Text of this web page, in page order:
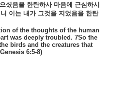
셨음을 한탄하사 마음에
근심하시
이는 내가 그것을 지었음을 한탄
of the thoughts of the human
was deeply troubled. 7So the
birds and the creatures that
6:5-8)